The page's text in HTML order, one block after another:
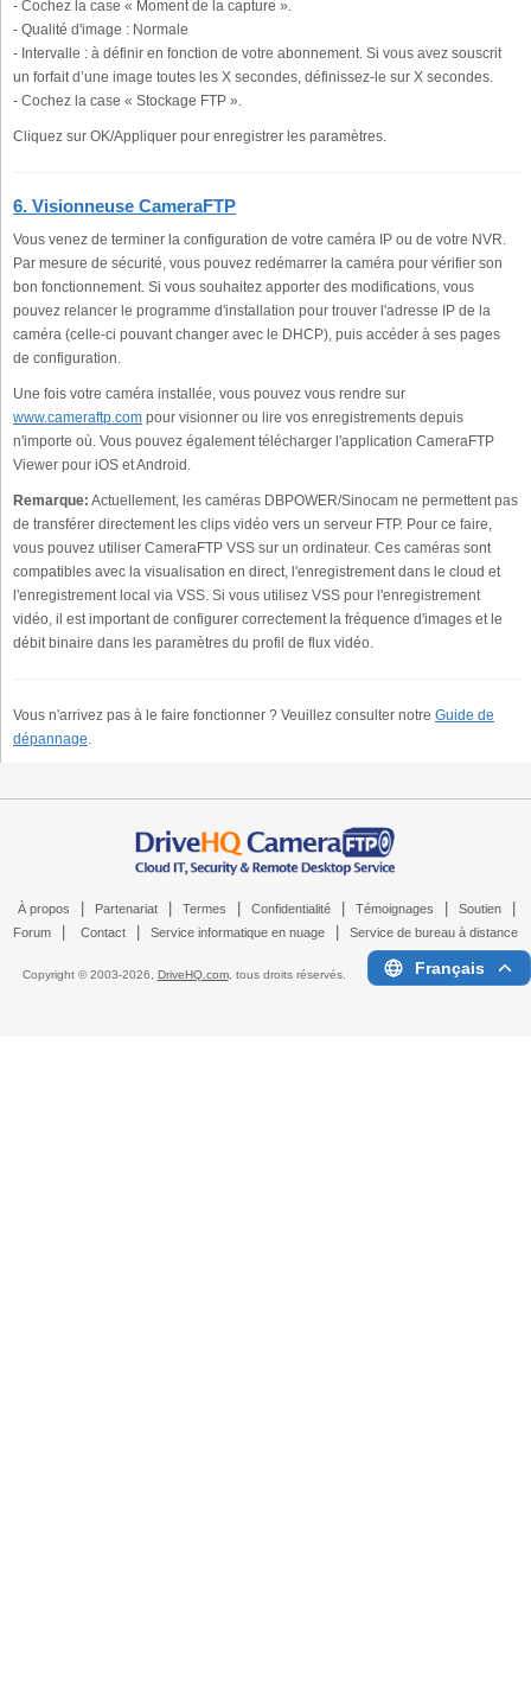
- Cochez la case « Moment de la capture ».
- Qualité d'image : Normale
- Intervalle : à définir en fonction de votre abonnement. Si vous avez souscrit
un forfait d’une image toutes les X secondes, définissez-le sur X secondes.
- Cochez la case « Stockage FTP ».
Cliquez sur OK/Appliquer pour enregistrer les paramètres.
6. Visionneuse CameraFTP
Vous venez de terminer la configuration de votre caméra IP ou de votre NVR.
Par mesure de sécurité, vous pouvez redémarrer la caméra pour vérifier son
bon fonctionnement. Si vous souhaitez apporter des modifications, vous
pouvez relancer le programme d'installation pour trouver l'adresse IP de la
caméra (celle-ci pouvant changer avec le DHCP), puis accéder à ses pages
de configuration.
Une fois votre caméra installée, vous pouvez vous rendre sur
www.cameraftp.com pour visionner ou lire vos enregistrements depuis
n'importe où. Vous pouvez également télécharger l'application CameraFTP
Viewer pour iOS et Android.
Remarque: Actuellement, les caméras DBPOWER/Sinocam ne permettent pas
de transférer directement les clips vidéo vers un serveur FTP. Pour ce faire,
vous pouvez utiliser CameraFTP VSS sur un ordinateur. Ces caméras sont
compatibles avec la visualisation en direct, l'enregistrement dans le cloud et
l'enregistrement local via VSS. Si vous utilisez VSS pour l'enregistrement
vidéo, il est important de configurer correctement la fréquence d'images et le
débit binaire dans les paramètres du profil de flux vidéo.
Vous n'arrivez pas à le faire fonctionner ? Veuillez consulter notre Guide de
dépannage.
À propos Partenariat Termes Confidentialité Témoignages Soutien
Forum Contact Service informatique en nuage Service de bureau à distance
Copyright © 2003-2026, DriveHQ.com, tous droits réservés. Français